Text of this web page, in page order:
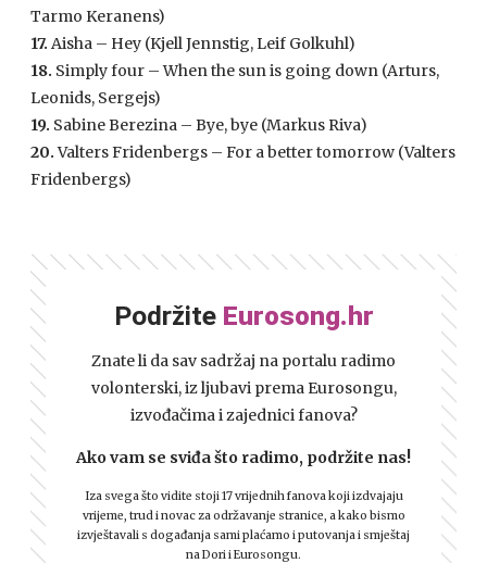
Tarmo Keranens)
17. Aisha – Hey (Kjell Jennstig, Leif Golkuhl)
18. Simply four – When the sun is going down (Arturs,
Leonids, Sergejs)
19. Sabine Berezina – Bye, bye (Markus Riva)
20.Valters Fridenbergs – For a better tomorrow (Valters
Fridenbergs)
Podržite Eurosong.hr
Znate li da sav sadržaj na portalu radimo
volonterski, iz ljubavi prema Eurosongu,
izvođačima i zajednici fanova?
Ako vam se sviđa što radimo, podržite nas!
Iza svega što vidite stoji 17 vrijednih fanova koji izdvajaju
vrijeme, trud i novac za održavanje stranice, a kako bismo
izvještavali s događanja sami plaćamo i putovanja i smještaj
na Dori i Eurosongu.